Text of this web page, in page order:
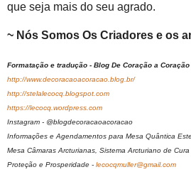
que seja mais do seu agrado.
~ Nós Somos Os Criadores e os
Formatação e tradução - Blog De Coração a Coração
http://www.decoracaoacoracao.blog.br/
http://stelalecocq.blogspot.com
https://lecocq.wordpress.com
Instagram - @blogdecoracaoacoracao
Informações e Agendamentos para Mesa Quântica
Mesa Câmaras Arcturianas, Sistema Arcturiano de
Proteção e Prosperidade - lecocqmuller@gmail.com